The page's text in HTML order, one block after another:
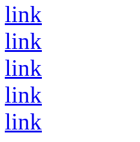
link
link
link
link
link